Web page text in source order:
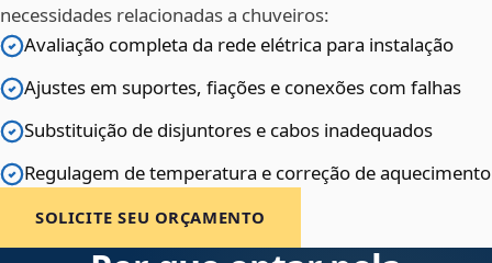
necessidades relacionadas a chuveiros:
Avaliação completa da rede elétrica para instalação
Ajustes em suportes, fiações e conexões com falhas
Substituição de disjuntores e cabos inadequados
Regulagem de temperatura e correção de aquecimento
SOLICITE SEU ORÇAMENTO